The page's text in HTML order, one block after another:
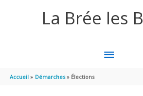
La Brée les
MENU
Accueil Démarches Élections